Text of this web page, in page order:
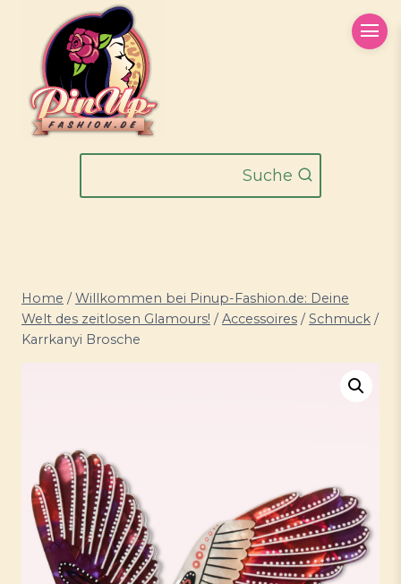
springen
Suche
Home / Willkommen bei Pinup-Fashion.de: Deine
Welt des zeitlosen Glamours! / Accessoires / Schmuck /
Karrkanyi Brosche